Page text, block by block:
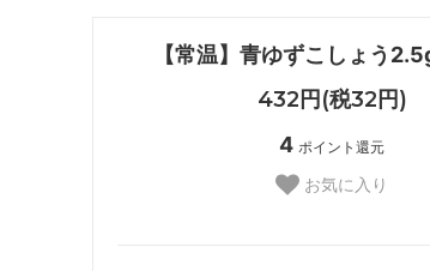
【常温】青ゆずこしょう
432円(税32円)
4 ポイント還元
お気に入り